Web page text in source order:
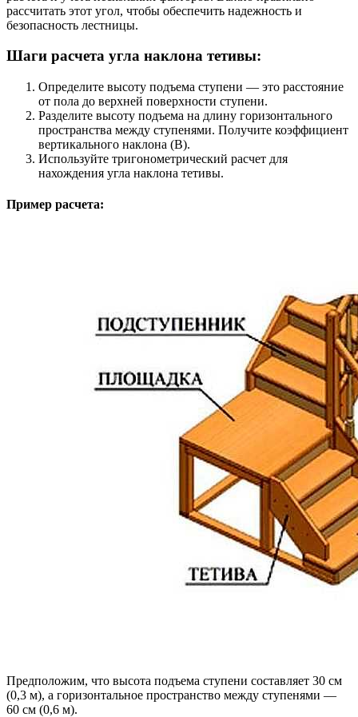
рассчитать этот угол, чтобы обеспечить надежность и
безопасность лестницы.
Шаги расчета угла наклона тетивы:
Определите высоту подъема ступени — это расстояние
от пола до верхней поверхности ступени.
Разделите высоту подъема на длину горизонтального
пространства между ступенями. Получите коэффициент
вертикального наклона (В).
Используйте тригонометрический расчет для
нахождения угла наклона тетивы.
Пример расчета:
Предположим, что высота подъема ступени составляет 30 см
(0,3 м), а горизонтальное пространство между ступенями —
60 см (0,6 м).